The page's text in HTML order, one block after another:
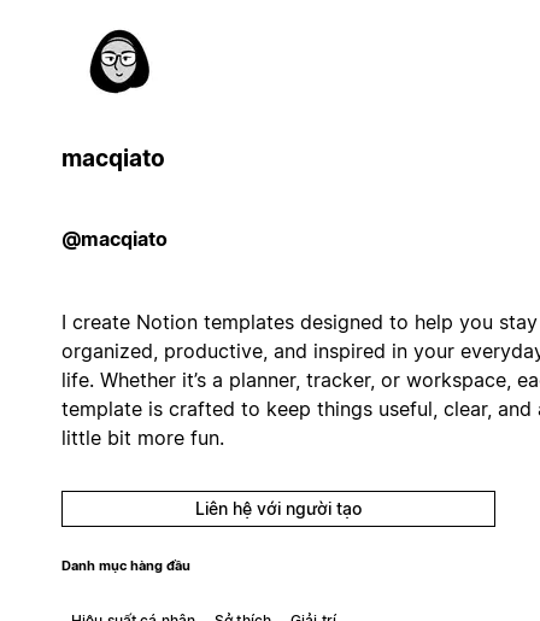
macqiato
@macqiato
I create Notion templates designed to help you stay
organized, productive, and inspired in your
life. Whether it’s a planner, tracker, or workspace,
template is crafted to keep things useful, clear, and
little bit more fun.
Liên hệ với người tạo
Danh mục hàng đầu